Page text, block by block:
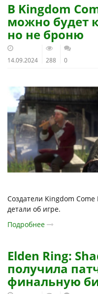
В Kingdom
можно будет
но не броню
14.09.2024 288 0
Создатели Kingdom
детали об игре.
Подробнее
Elden Ring:
получила
финальную